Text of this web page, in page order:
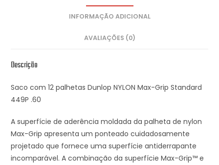
INFORMAÇÃO ADICIONAL
AVALIAÇÕES (0)
Descrição
Saco com 12 palhetas Dunlop NYLON Max-Grip Standard
449P .60
A superfície de aderência moldada da palheta de nylon
Max-Grip apresenta um ponteado cuidadosamente
projetado que fornece uma superfície antiderrapante
incomparável. A combinação da superfície Max-Grip™ e